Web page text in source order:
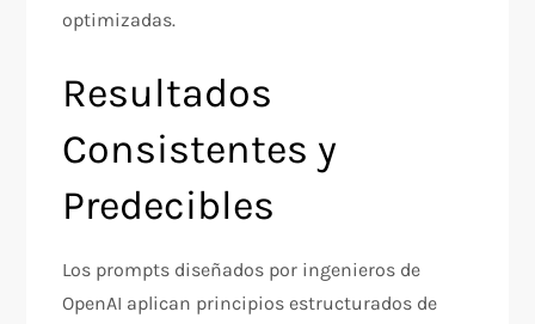
optimizadas.​
Resultados
Consistentes y
Predecibles
Los prompts diseñados por ingenieros de
OpenAI aplican principios estructurados de